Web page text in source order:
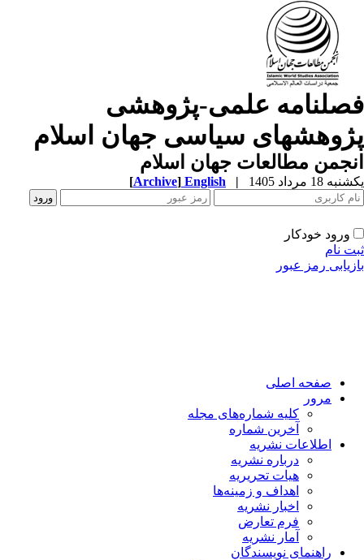
علمی-پژوهشی
سیاسی جهان اسلام
مطالعات جهان اسلام
18 مرداد 1405 |
English
[Archive]
ورود خودکار
نام
رمز عبور
صفحه اصلی
مرور
کلیه شماره‌های مجله
آخرین شماره
اطلاعات نشریه
درباره نشریه
هیات تحریریه
اهداف و زمینه‌ها
اخبار نشریه
فرم تعارض
آمار نشریه
راهنمای نویسندگان